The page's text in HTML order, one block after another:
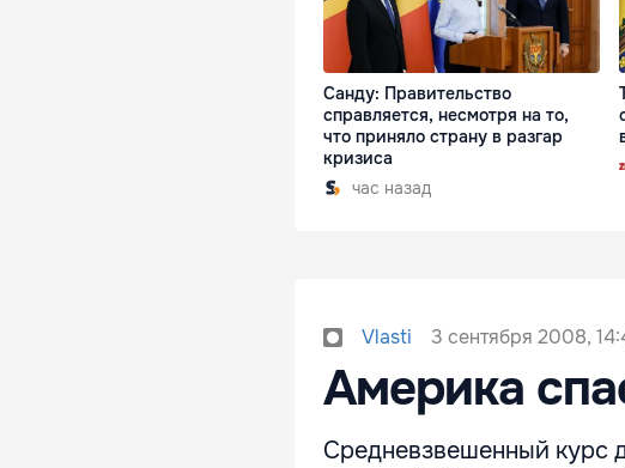
Санду: Правительство
справляется, несмотря на то,
что приняло страну в разгар
кризиса
час назад
Vlasti 3 сентября 2008,
Америка
Средневзвешенный курс